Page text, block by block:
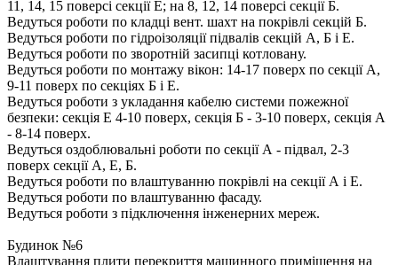
11, 14, 15 поверсі секції Е; на 8, 12, 14 поверсі секції Б.
Ведуться роботи по кладці вент. шахт на покрівлі секцій Б.
Ведуться роботи по гідроізоляції підвалів секцій А, Б і Е.
Ведуться роботи по зворотній засипці котловану.
Ведуться роботи по монтажу вікон: 14-17 поверх по секції А,
9-11 поверх по секціях Б і Е.
Ведуться роботи з укладання кабелю системи пожежної
безпеки: секція Е 4-10 поверх, секція Б - 3-10 поверх, секція А
- 8-14 поверх.
Ведуться оздоблювальні роботи по секції А - підвал, 2-3
поверх секції А, Е, Б.
Ведуться роботи по влаштуванню покрівлі на секції А і Е.
Ведуться роботи по влаштуванню фасаду.
Ведуться роботи з підключення інженерних мереж.
Будинок №6
Влаштування плити перекриття машинного приміщення на